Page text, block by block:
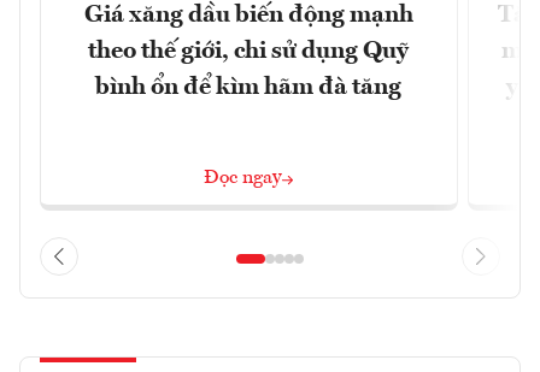
Giá xăng dầu biến động mạnh
theo thế giới, chi sử dụng Quỹ
bình ổn để kìm hãm đà tăng
Đọc ngay